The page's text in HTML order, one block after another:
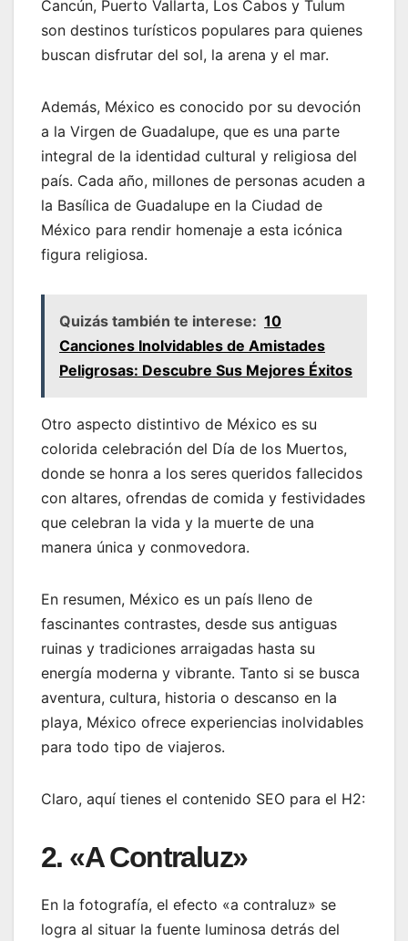
Cancún, Puerto Vallarta, Los Cabos y Tulum
son destinos turísticos populares para quienes
buscan disfrutar del sol, la arena y el mar.
Además, México es conocido por su devoción
a la Virgen de Guadalupe, que es una parte
integral de la identidad cultural y religiosa del
país. Cada año, millones de personas acuden a
la Basílica de Guadalupe en la Ciudad de
México para rendir homenaje a esta icónica
figura religiosa.
Quizás también te interese: 10
Canciones Inolvidables de Amistades
Peligrosas: Descubre Sus Mejores Éxitos
Otro aspecto distintivo de México es su
colorida celebración del Día de los Muertos,
donde se honra a los seres queridos fallecidos
con altares, ofrendas de comida y festividades
que celebran la vida y la muerte de una
manera única y conmovedora.
En resumen, México es un país lleno de
fascinantes contrastes, desde sus antiguas
ruinas y tradiciones arraigadas hasta su
energía moderna y vibrante. Tanto si se busca
aventura, cultura, historia o descanso en la
playa, México ofrece experiencias inolvidables
para todo tipo de viajeros.
Claro, aquí tienes el contenido SEO para el H2:
2. «A Contraluz»
En la fotografía, el efecto «a contraluz» se
logra al situar la fuente luminosa detrás del